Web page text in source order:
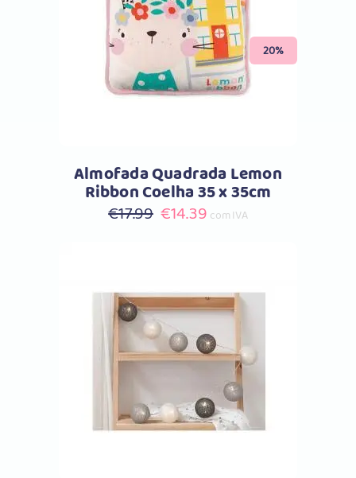
20%
Comprar
Almofada Quadrada Lemon
Ribbon Coelha 35 x 35cm
€17.99 O
€17.99.
€14.39O
€14.39.
com IVA
Comprar